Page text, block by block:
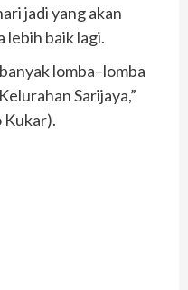
jadi yang akan
baik lagi.
lomba–lomba
Sarijaya,”
Kukar).